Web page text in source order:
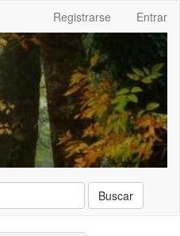
Registrarse Entrar
Buscar